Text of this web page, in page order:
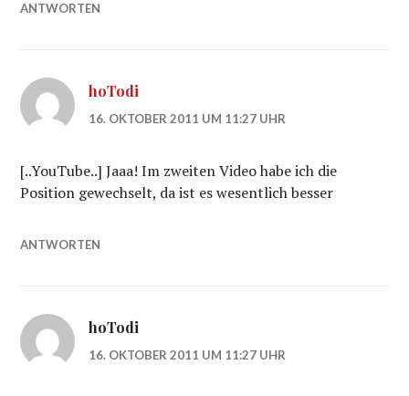
ANTWORTEN
hoTodi
16. OKTOBER 2011 UM 11:27 UHR
[..YouTube..] Jaaa! Im zweiten Video habe ich die
Position gewechselt, da ist es wesentlich besser
ANTWORTEN
hoTodi
16. OKTOBER 2011 UM 11:27 UHR